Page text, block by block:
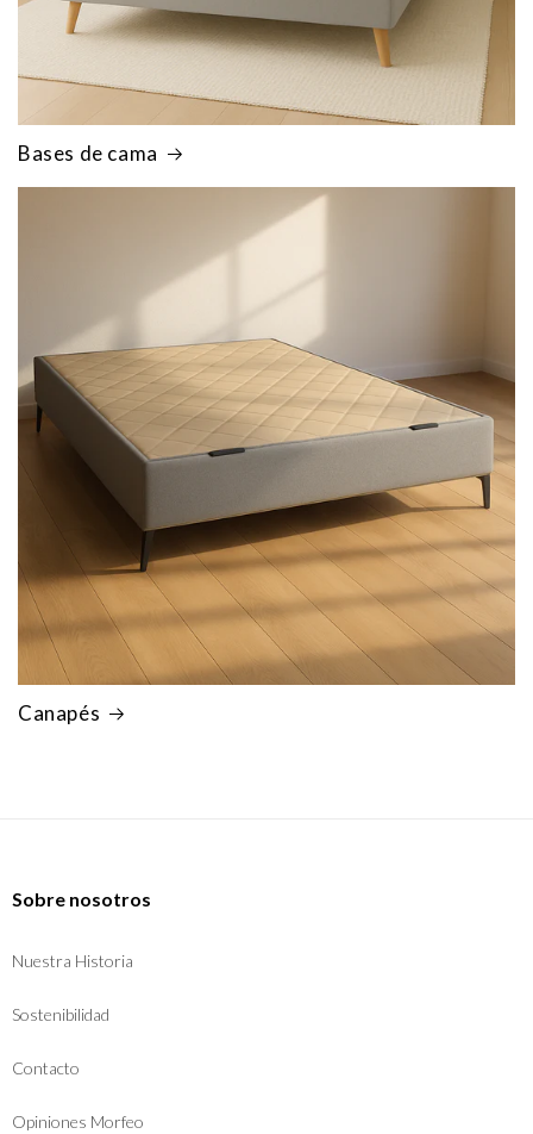
Bases de cama
Canapés
Sobre nosotros
Nuestra Historia
Sostenibilidad
Contacto
Opiniones Morfeo